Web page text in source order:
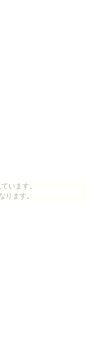
います。
ります。